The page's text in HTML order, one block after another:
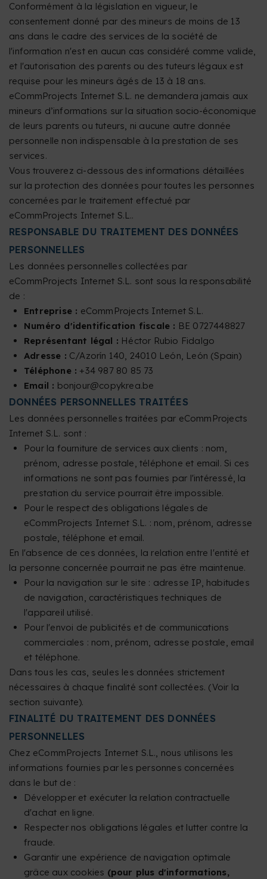
Conformément à la législation en vigueur, le
consentement donné par des mineurs de moins de 13
ans dans le cadre des services de la société de
l'information n'est en aucun cas considéré comme valide,
et l'autorisation des parents ou des tuteurs légaux est
requise pour les mineurs âgés de 13 à 18 ans.
eCommProjects Internet S.L. ne demandera jamais aux
mineurs d’informations sur la situation socio-économique
de leurs parents ou tuteurs, ni aucune autre donnée
personnelle non indispensable à la prestation de ses
services.
Vous trouverez ci-dessous des informations détaillées
sur la protection des données pour toutes les personnes
concernées par le traitement effectué par
eCommProjects Internet S.L..
RESPONSABLE DU TRAITEMENT DES DONNÉES
PERSONNELLES
Les données personnelles collectées par
eCommProjects Internet S.L. sont sous la responsabilité
de :
Entreprise : eCommProjects Internet S.L.
Numéro d'identification fiscale : BE 0727448827
Représentant légal : Héctor Rubio Fidalgo
Adresse : C/Azorín 140, 24010 León, León (Spain)
Téléphone : +34 987 80 85 73
Email : bonjour@copykrea.be
DONNÉES PERSONNELLES TRAITÉES
Les données personnelles traitées par eCommProjects
Internet S.L. sont :
Pour la fourniture de services aux clients : nom,
prénom, adresse postale, téléphone et email. Si ces
informations ne sont pas fournies par l'intéressé, la
prestation du service pourrait être impossible.
Pour le respect des obligations légales de
eCommProjects Internet S.L. : nom, prénom, adresse
postale, téléphone et email.
En l'absence de ces données, la relation entre l'entité et
la personne concernée pourrait ne pas être maintenue.
Pour la navigation sur le site : adresse IP, habitudes
de navigation, caractéristiques techniques de
l'appareil utilisé.
Pour l'envoi de publicités et de communications
commerciales : nom, prénom, adresse postale, email
et téléphone.
Dans tous les cas, seules les données strictement
nécessaires à chaque finalité sont collectées. (Voir la
section suivante).
FINALITÉ DU TRAITEMENT DES DONNÉES
PERSONNELLES
Chez eCommProjects Internet S.L., nous utilisons les
informations fournies par les personnes concernées
dans le but de :
Développer et exécuter la relation contractuelle
d'achat en ligne.
Respecter nos obligations légales et lutter contre la
fraude.
Garantir une expérience de navigation optimale
grâce aux cookies (pour plus d'informations,